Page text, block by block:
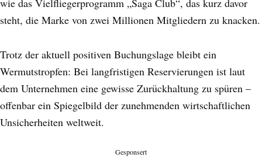
wie das Vielfliegerprogramm „Saga Club“, das kurz davor
steht, die Marke von zwei Millionen Mitgliedern zu knacken.
Trotz der aktuell positiven Buchungslage bleibt ein
Wermutstropfen: Bei langfristigen Reservierungen ist laut
dem Unternehmen eine gewisse Zurückhaltung zu spüren –
offenbar ein Spiegelbild der zunehmenden wirtschaftlichen
Unsicherheiten weltweit.
Gesponsert